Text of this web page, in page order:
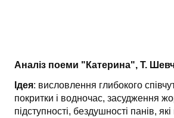
Аналіз поеми "Катерина", Т.
Ідея: висловлення глибокого
покритки і водночас, засудження
підступності, бездушності панів,